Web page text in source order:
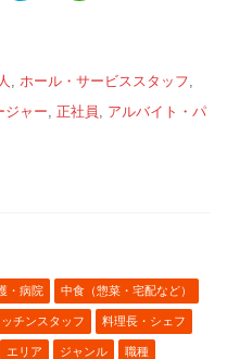
ホール・サービススタッフ
ジャー 正社員
アルバイト・パ
・病院 中食（惣菜・宅配など）
チンスタッフ 料理長・シェフ
エリア ジャンル 職種